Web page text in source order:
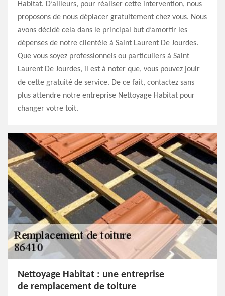
Habitat. D’ailleurs, pour réaliser cette intervention, nous
proposons de nous déplacer gratuitement chez vous. Nous
avons décidé cela dans le principal but d’amortir les
dépenses de notre clientèle à Saint Laurent De Jourdes.
Que vous soyez professionnels ou particuliers à Saint
Laurent De Jourdes, il est à noter que, vous pouvez jouir
de cette gratuité de service. De ce fait, contactez sans
plus attendre notre entreprise Nettoyage Habitat pour
changer votre toit.
Nettoyage Habitat : une entreprise
de remplacement de toiture